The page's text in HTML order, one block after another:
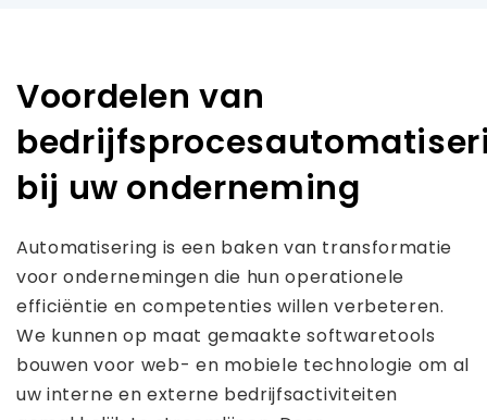
Voordelen van
bij uw onderneming
Automatisering is een baken van transformatie
voor ondernemingen die hun operationele
efficiëntie en competenties willen verbeteren.
We kunnen op maat gemaakte softwaretools
bouwen voor web- en mobiele technologie om al
uw interne en externe bedrijfsactiviteiten